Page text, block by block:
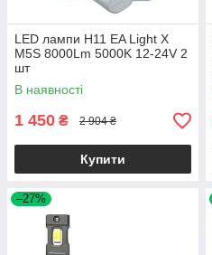
LED лампи H11 EA Light X
M5S 8000Lm 5000K 12-24V 2
шт
В наявності
1 450 ₴ 2 904 ₴
Купити
–27%